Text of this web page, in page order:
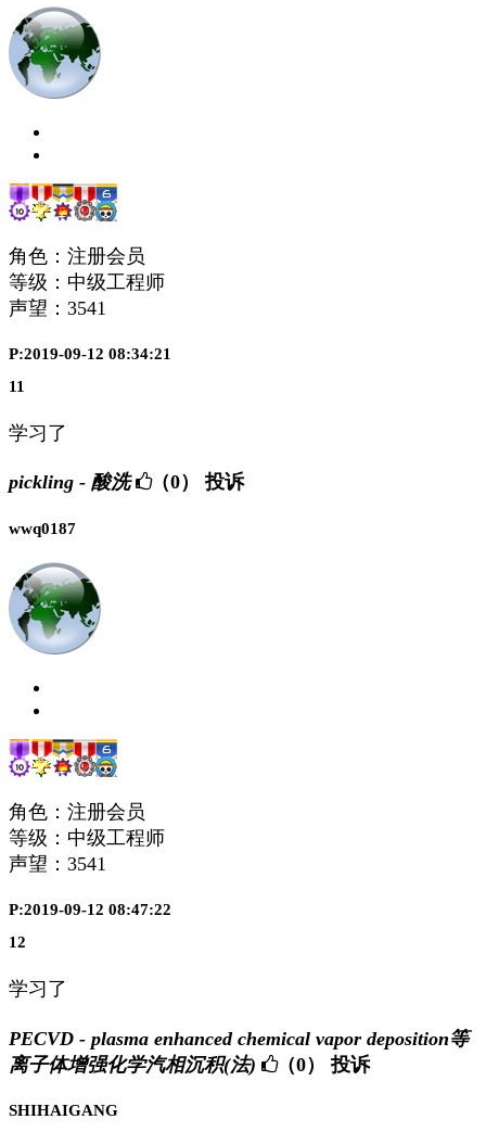
角色：注册会员
等级：中级工程师
声望： 3541
P:2019-09-12 08:34:21
11
学习了
pickling - 酸洗 （0） 投诉
wwq0187
角色：注册会员
等级：中级工程师
声望： 3541
P:2019-09-12 08:47:22
12
学习了
PECVD - plasma enhanced chemical vapor deposition等
离子体增强化学汽相沉积(法)
（0） 投诉
SHIHAIGANG